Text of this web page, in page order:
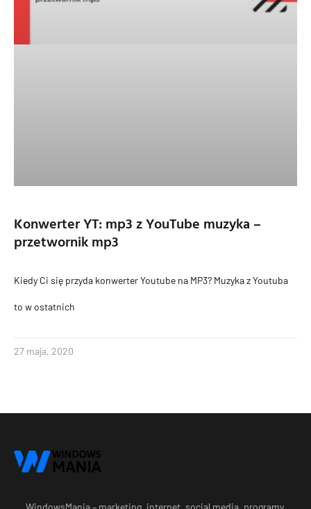
Konwerter YT: mp3 z YouTube muzyka –
przetwornik mp3
Kiedy Ci się przyda konwerter Youtube na MP3? Muzyka z Youtuba
to w ostatnich
27 maja, 2020